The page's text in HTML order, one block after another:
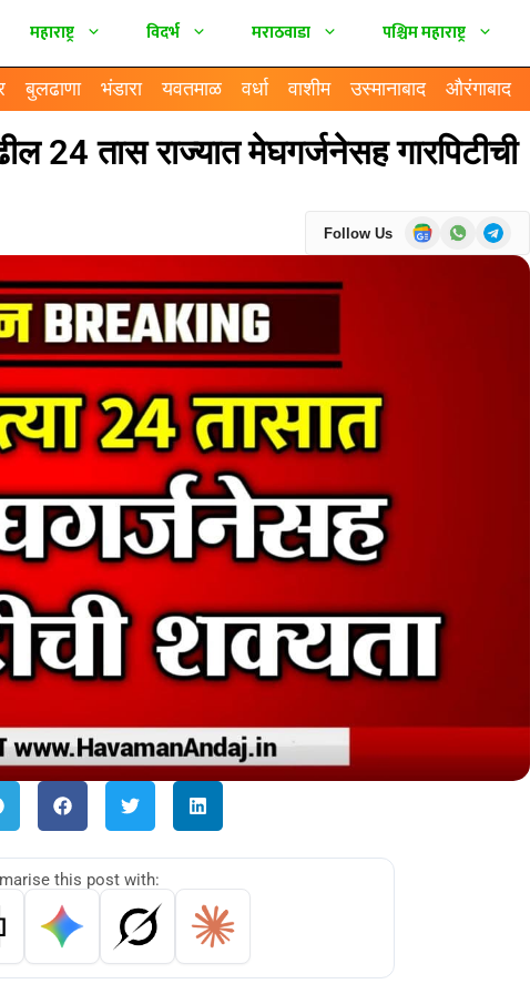
महाराष्ट्र विदर्भ मराठवाडा पश्चिम महाराष्ट्र
बुलढाणा भंडारा यवतमाळ वर्धा वाशीम उस्मानाबाद औरंगाबाद
तास राज्यात मेघगर्जनेसह गारपिटीची
Follow Us
this post with: